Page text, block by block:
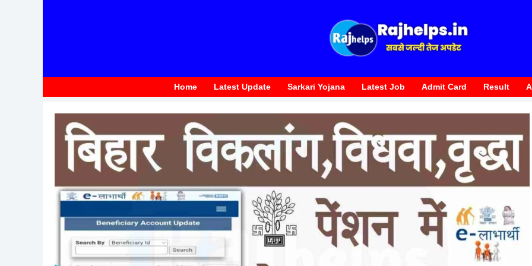
Home Latest Update Sarkari Yojana Latest Job Admit Card Result